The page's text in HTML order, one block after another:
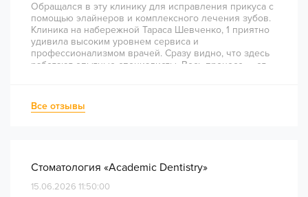
Обращался в эту клинику для исправления прикуса с
помощью элайнеров и комплексного лечения зубов.
Клиника на набережной Тараса Шевченко, 1 приятно
удивила высоким уровнем сервиса и
профессионализмом врачей. Сразу видно, что здесь
работают опытные специалисты. Весь процесс — от
непростое перелечивание каналов прошло
комфортно и безболезненно. Рекомендую всем, кто
Все отзывы
Стоматология «Academic Dentistry»
15.06.2026 11:50:00